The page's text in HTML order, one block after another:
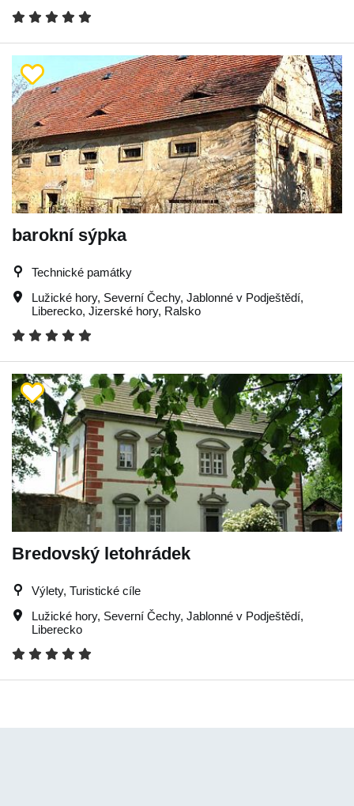
barokní sýpka
Technické památky
Lužické hory, Severní Čechy, Jablonné v Podještědí,
Liberecko, Jizerské hory, Ralsko
Bredovský letohrádek
Výlety, Turistické cíle
Lužické hory, Severní Čechy, Jablonné v Podještědí,
Liberecko